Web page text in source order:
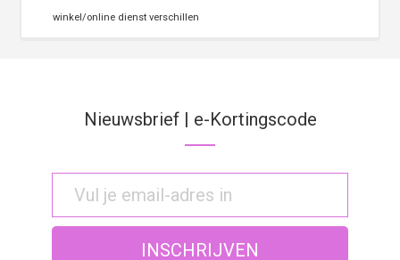
winkel/online dienst verschillen
Nieuwsbrief | e-Kortingscode